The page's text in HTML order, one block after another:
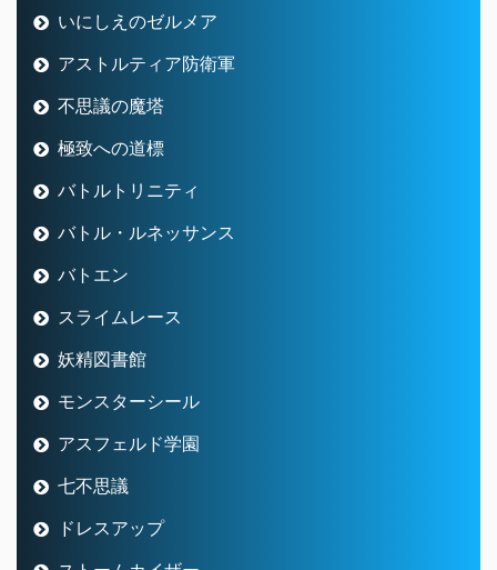
いにしえのゼルメア
アストルティア防衛軍
不思議の魔塔
極致への道標
バトルトリニティ
バトル・ルネッサンス
バトエン
スライムレース
妖精図書館
モンスターシール
アスフェルド学園
七不思議
ドレスアップ